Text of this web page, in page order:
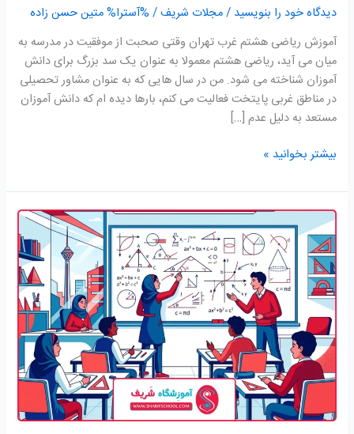
دیدگاه‌ خود را بنویسید /مجلات شریف/ %آسترا%متین حسن زاده
آموزش ریاضی هشتم غرب تهران وقتی صحبت از موفقیت در مدرسه به
میان می آید، ریاضی هشتم معمولا به عنوان یک سد بزرگ برای دانش
آموزان شناخته می شود. من در سال هایی که به عنوان مشاور تحصیلی
در مناطق غربی پایتخت فعالیت می کنم، بارها دیده ام که دانش آموزان
مستعد به دلیل عدم […]
بیشتر بخوانید »
آموزش
ریاضی
هفتم
غرب
تهران(
09190103893)راهنمای
کامل
انتخاب
کلاس